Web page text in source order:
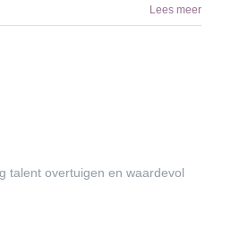
Lees meer
talent overtuigen en waardevol